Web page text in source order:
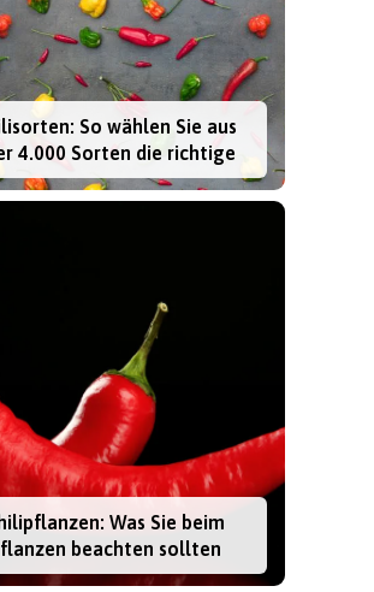
So wählen Sie aus
4.000 Sorten die richtige
Was Sie beim
beachten sollten